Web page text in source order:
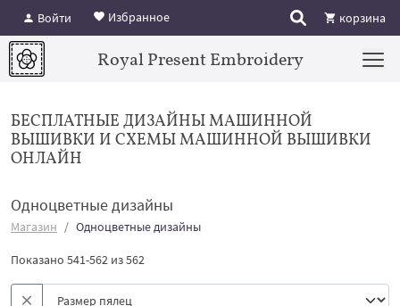
Войти Избранное корзина
Royal Present Embroidery
БЕСПЛАТНЫЕ ДИЗАЙНЫ МАШИННОЙ
ВЫШИВКИ И СХЕМЫ МАШИННОЙ ВЫШИВКИ
ОНЛАЙН
Одноцветные дизайны
Магазин Одноцветные дизайны
Показано 541-562 из 562